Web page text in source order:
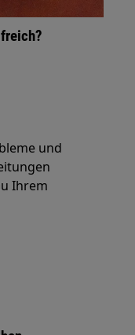
und
Ihrem